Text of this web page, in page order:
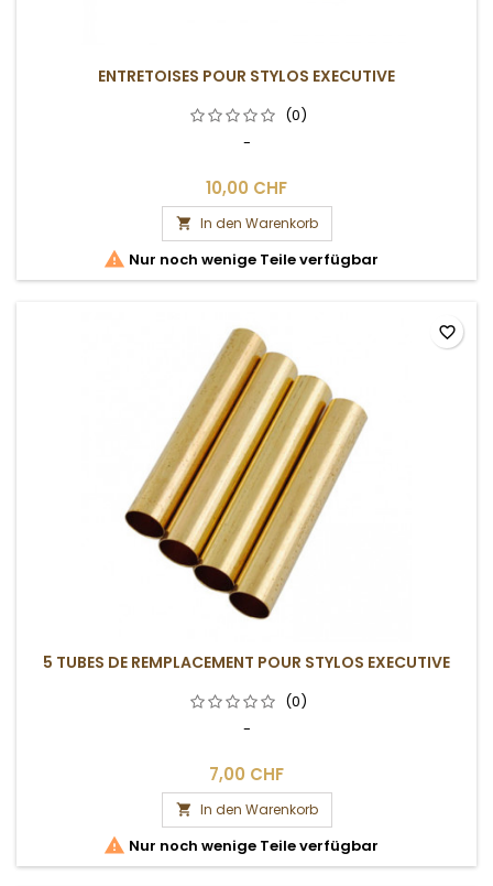
ENTRETOISES POUR STYLOS EXECUTIVE
(0)
-
10,00 CHF
 In den Warenkorb
 Nur noch wenige Teile verfügbar
5 TUBES DE REMPLACEMENT POUR STYLOS EXECUTIVE
(0)
-
7,00 CHF
 In den Warenkorb
 Nur noch wenige Teile verfügbar
favorite_border